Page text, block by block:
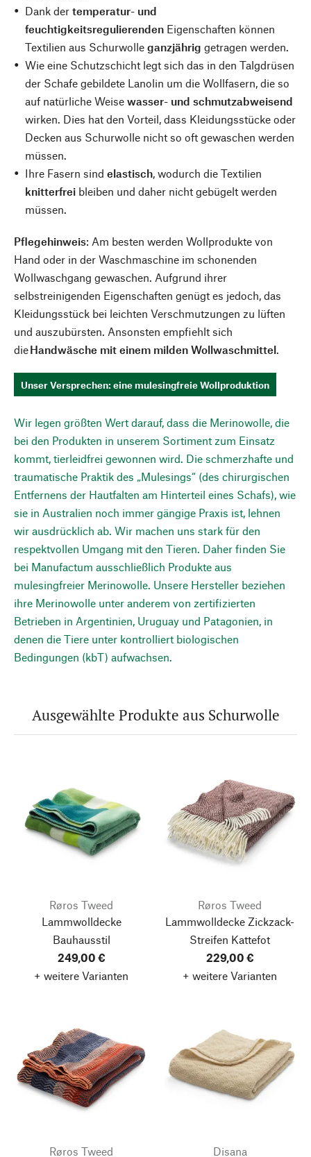
Dank der temperatur- und
feuchtigkeitsregulierenden Eigenschaften können
Textilien aus Schurwolle ganzjährig getragen werden.
Wie eine Schutzschicht legt sich das in den Talgdrüsen
der Schafe gebildete Lanolin um die Wollfasern, die so
auf natürliche Weise wasser- und schmutzabweisend
wirken. Dies hat den Vorteil, dass Kleidungsstücke oder
Decken aus Schurwolle nicht so oft gewaschen werden
müssen.
Ihre Fasern sind elastisch , wodurch die Textilien
knitterfrei bleiben und daher nicht gebügelt werden
müssen.
Pflegehinweis: Am besten werden Wollprodukte von
Hand oder in der Waschmaschine im schonenden
Wollwaschgang gewaschen. Aufgrund ihrer
selbstreinigenden Eigenschaften genügt es jedoch, das
Kleidungsstück bei leichten Verschmutzungen zu lüften
und auszubürsten. Ansonsten empfiehlt sich
dieHandwäsche mit einem milden Wollwaschmittel
Unser Versprechen: eine mulesingfreie Wollproduktion
Wir legen größten Wert darauf, dass die Merinowolle, die
bei den Produkten in unserem Sortiment zum Einsatz
kommt, tierleidfrei gewonnen wird. Die schmerzhafte und
traumatische Praktik des „Mulesings“ (des chirurgischen
Entfernens der Hautfalten am Hinterteil eines Schafs), wie
sie in Australien noch immer gängige Praxis ist, lehnen
wir ausdrücklich ab. Wir machen uns stark für den
respektvollen Umgang mit den Tieren. Daher finden Sie
bei Manufactum ausschließlich Produkte aus
mulesingfreier Merinowolle. Unsere Hersteller beziehen
ihre Merinowolle unter anderem von zertifizierten
Betrieben in Argentinien, Uruguay und Patagonien, in
denen die Tiere unter kontrolliert biologischen
Bedingungen (kbT) aufwachsen.
Ausgewählte Produkte aus Schurwolle
Røros Tweed
Lammwolldecke
Bauhausstil
249,00 €
+ weitere Varianten
Røros Tweed
Lammwolldecke Zickzack-
Streifen Kattefot
229,00 €
+ weitere Varianten
Røros Tweed Disana